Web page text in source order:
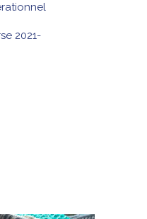
2021-